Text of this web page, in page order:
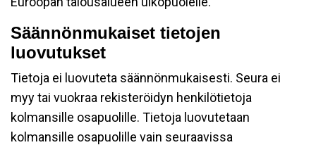
Säännönmukaiset tietojen
luovutukset
Tietoja ei luovuteta säännönmukaisesti. Seura ei
myy tai vuokraa rekisteröidyn henkilötietoja
kolmansille osapuolille. Tietoja luovutetaan
kolmansille osapuolille vain seuraavissa